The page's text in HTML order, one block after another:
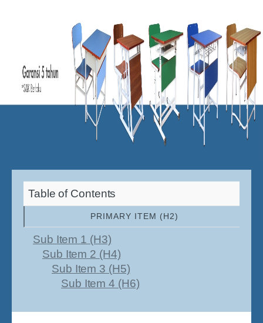
Table of Contents
PRIMARY ITEM (H2)
Sub Item 1 (H3)
Sub Item 2 (H4)
Sub Item 3 (H5)
Sub Item 4 (H6)